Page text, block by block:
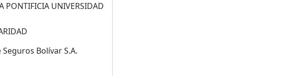
PONTIFICIA UNIVERSIDAD
Bolívar S.A.